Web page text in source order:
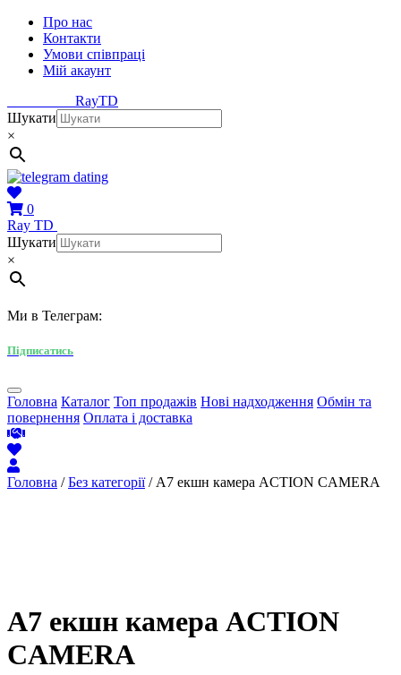
Про нас
Контакти
Умови співпраці
Мій акаунт
RayTD
Шукати
×
0
Ray TD
Шукати
×
Ми в Телеграм:
Підписатись
Головна Каталог Топ продажів Нові надходження Обмін та
повернення Оплата і доставка
Головна /Без категорії/ A7 екшн камера ACTION CAMERA
A7 екшн камера ACTION
CAMERA